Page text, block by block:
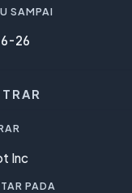
SAMPAI
26
Inc
PADA